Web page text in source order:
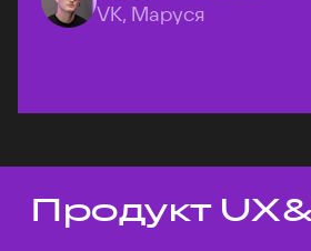
VK, Маруся
Темы докладов
Продукт